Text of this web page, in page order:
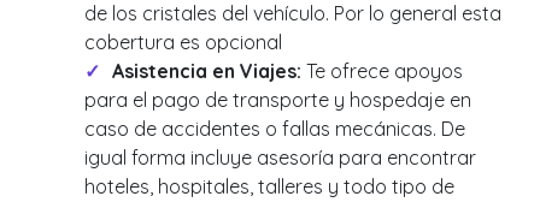
de los cristales del vehículo. Por lo general esta
cobertura es opcional
Asistencia en Viajes: Te ofrece apoyos
para el pago de transporte y hospedaje en
caso de accidentes o fallas mecánicas. De
igual forma incluye asesoría para encontrar
hoteles, hospitales, talleres y todo tipo de